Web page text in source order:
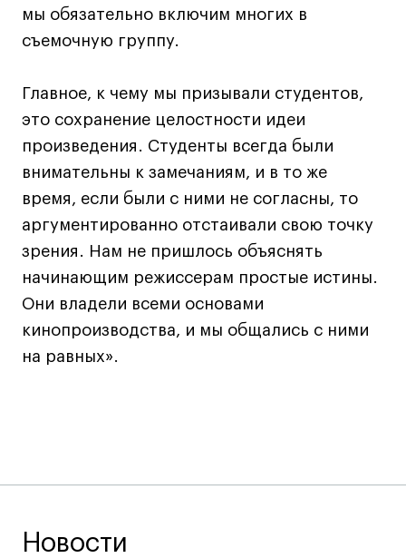
мы обязательно включим многих в
съемочную группу.
Главное, к чему мы призывали студентов,
это сохранение целостности идеи
произведения. Студенты всегда были
внимательны к замечаниям, и в то же
время, если были с ними не согласны, то
аргументированно отстаивали свою точку
зрения. Нам не пришлось объяснять
начинающим режиссерам простые истины.
Они владели всеми основами
кинопроизводства, и мы общались с ними
на равных».
Новости